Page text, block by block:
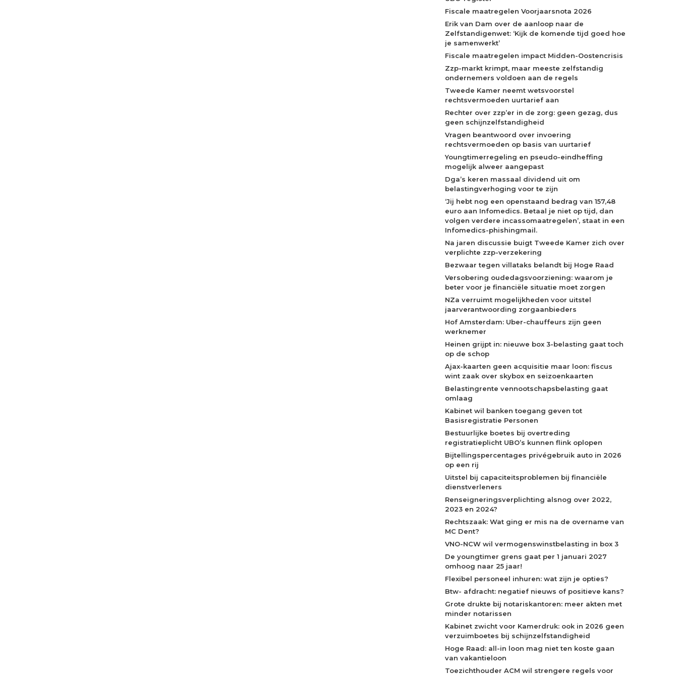
Fiscale maatregelen Voorjaarsnota 2026
Erik van Dam over de aanloop naar de
Zelfstandigenwet: ‘Kijk de komende tijd goed hoe
je samenwerkt’
Fiscale maatregelen impact Midden-Oostencrisis
Zzp-markt krimpt, maar meeste zelfstandig
ondernemers voldoen aan de regels
Tweede Kamer neemt wetsvoorstel
rechtsvermoeden uurtarief aan
Rechter over zzp’er in de zorg: geen gezag, dus
geen schijnzelfstandigheid
Vragen beantwoord over invoering
rechtsvermoeden op basis van uurtarief
Youngtimerregeling en pseudo-eindheffing
mogelijk alweer aangepast
Dga’s keren massaal dividend uit om
belastingverhoging voor te zijn
‘Jij hebt nog een openstaand bedrag van 157,48
euro aan Infomedics. Betaal je niet op tijd, dan
volgen verdere incassomaatregelen’, staat in een
Infomedics-phishingmail.
Na jaren discussie buigt Tweede Kamer zich over
verplichte zzp-verzekering
Bezwaar tegen villataks belandt bij Hoge Raad
Versobering oudedagsvoorziening: waarom je
beter voor je financiële situatie moet zorgen
NZa verruimt mogelijkheden voor uitstel
jaarverantwoording zorgaanbieders
Hof Amsterdam: Uber-chauffeurs zijn geen
werknemer
Heinen grijpt in: nieuwe box 3-belasting gaat toch
op de schop
Ajax-kaarten geen acquisitie maar loon: fiscus
wint zaak over skybox en seizoenkaarten
Belastingrente vennootschapsbelasting gaat
omlaag
Kabinet wil banken toegang geven tot
Basisregistratie Personen
Bestuurlijke boetes bij overtreding
registratieplicht UBO’s kunnen flink oplopen
Bijtellingspercentages privégebruik auto in 2026
op een rij
Uitstel bij capaciteitsproblemen bij financiële
dienstverleners
Renseigneringsverplichting alsnog over 2022,
2023 en 2024?
Rechtszaak: Wat ging er mis na de overname van
MC Dent?
VNO-NCW wil vermogenswinstbelasting in box 3
De youngtimer grens gaat per 1 januari 2027
omhoog naar 25 jaar!
Flexibel personeel inhuren: wat zijn je opties?
Btw- afdracht: negatief nieuws of positieve kans?
Grote drukte bij notariskantoren: meer akten met
minder notarissen
Kabinet zwicht voor Kamerdruk: ook in 2026 geen
verzuimboetes bij schijnzelfstandigheid
Hoge Raad: all-in loon mag niet ten koste gaan
van vakantieloon
Toezichthouder ACM wil strengere regels voor